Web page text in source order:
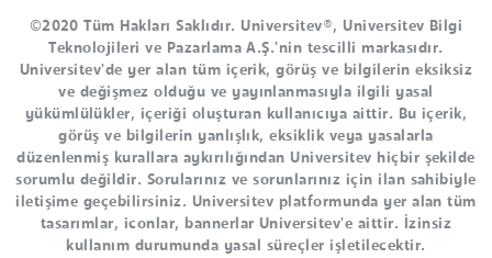
©2020 Tüm Hakları Saklıdır. Universitev®, Universitev Bilgi
Teknolojileri ve Pazarlama A.Ş.'nin tescilli markasıdır.
Universitev'de yer alan tüm içerik, görüş ve bilgilerin eksiksiz
ve değişmez olduğu ve yayınlanmasıyla ilgili yasal
yükümlülükler, içeriği oluşturan kullanıcıya aittir. Bu içerik,
görüş ve bilgilerin yanlışlık, eksiklik veya yasalarla
düzenlenmiş kurallara aykırılığından Universitev hiçbir şekilde
sorumlu değildir. Sorularınız ve sorunlarınız için ilan sahibiyle
iletişime geçebilirsiniz. Universitev platformunda yer alan tüm
tasarımlar, iconlar, bannerlar Universitev'e aittir. İzinsiz
kullanım durumunda yasal süreçler işletilecektir.